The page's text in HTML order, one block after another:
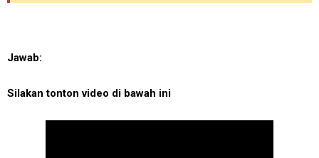
Jawab:
Silakan tonton video di bawah ini